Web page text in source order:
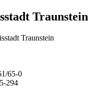
Traunstein
Traunstein
65-0
294